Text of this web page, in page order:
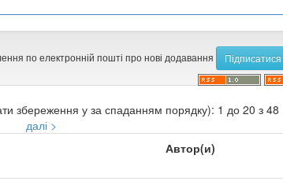
по електронній пошті про нові додавання
збереження у за спаданням порядку): 1 до 20 з 48
далі >
Автор(и)